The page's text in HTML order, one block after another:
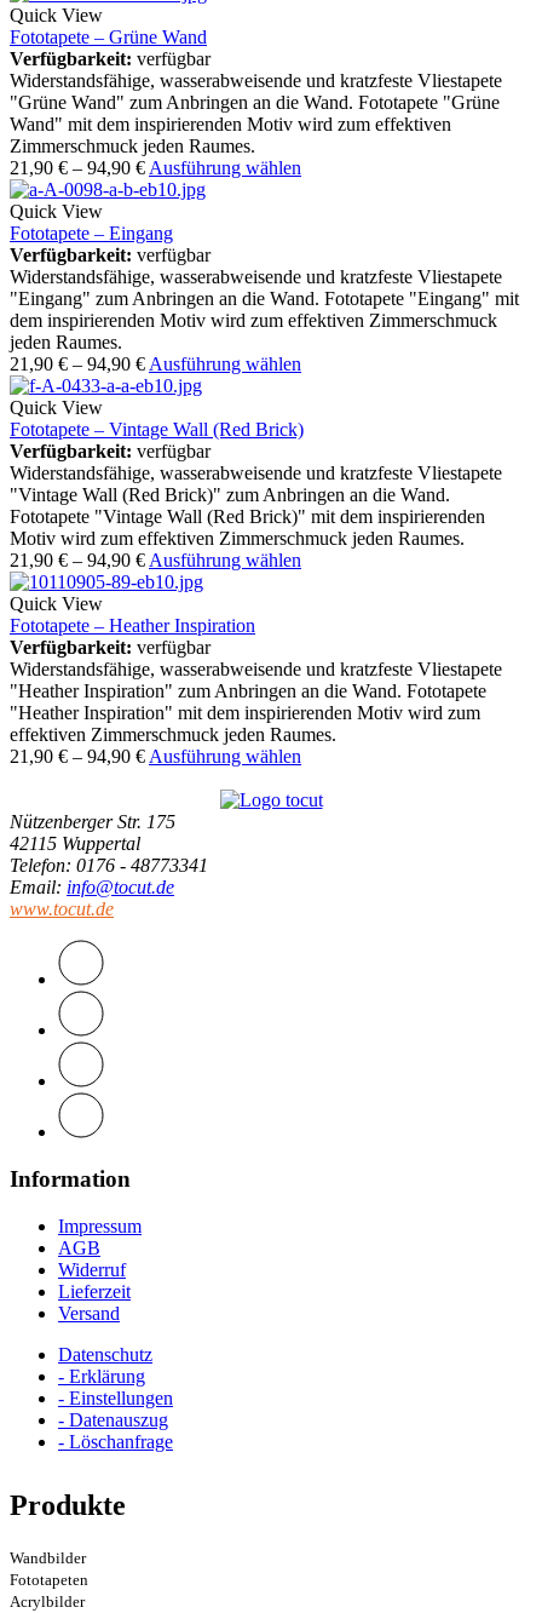
Quick View
Fototapete – Grüne Wand
Verfügbarkeit: verfügbar
Widerstandsfähige, wasserabweisende und kratzfeste Vliestapete
"Grüne Wand" zum Anbringen an die Wand. Fototapete "Grüne
Wand" mit dem inspirierenden Motiv wird zum effektiven
Zimmerschmuck jeden Raumes.
21,90 € – 94,90 € Ausführung wählen
Quick View
Fototapete – Eingang
Verfügbarkeit: verfügbar
Widerstandsfähige, wasserabweisende und kratzfeste Vliestapete
"Eingang" zum Anbringen an die Wand. Fototapete "Eingang" mit
dem inspirierenden Motiv wird zum effektiven Zimmerschmuck
jeden Raumes.
21,90 € – 94,90 € Ausführung wählen
Quick View
Fototapete – Vintage Wall (Red Brick)
Verfügbarkeit: verfügbar
Widerstandsfähige, wasserabweisende und kratzfeste Vliestapete
"Vintage Wall (Red Brick)" zum Anbringen an die Wand.
Fototapete "Vintage Wall (Red Brick)" mit dem inspirierenden
Motiv wird zum effektiven Zimmerschmuck jeden Raumes.
21,90 € – 94,90 € Ausführung wählen
Quick View
Fototapete – Heather Inspiration
Verfügbarkeit: verfügbar
Widerstandsfähige, wasserabweisende und kratzfeste Vliestapete
"Heather Inspiration" zum Anbringen an die Wand. Fototapete
"Heather Inspiration" mit dem inspirierenden Motiv wird zum
effektiven Zimmerschmuck jeden Raumes.
21,90 € – 94,90 € Ausführung wählen
Nützenberger Str. 175
42115 Wuppertal
Telefon: 0176 - 48773341
Email: info@tocut.de
www.tocut.de
Information
Impressum
AGB
Widerruf
Lieferzeit
Versand
Datenschutz
- Erklärung
- Einstellungen
- Datenauszug
- Löschanfrage
Produkte
Wandbilder
Fototapeten
Acrylbilder